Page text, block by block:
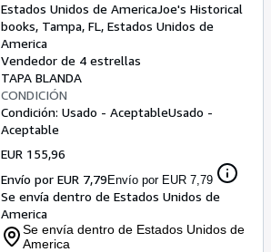
Estados Unidos de AmericaJoe's Historical
books, Tampa, FL, Estados Unidos de
America
Vendedor de 4 estrellas
TAPA BLANDA
CONDICIÓN
Condición: Usado - AceptableUsado -
Aceptable
EUR 155,96
Envío por EUR 7,79Envío por EUR 7,79
Se envía dentro de Estados Unidos de
America
Se envía dentro de Estados Unidos de
America